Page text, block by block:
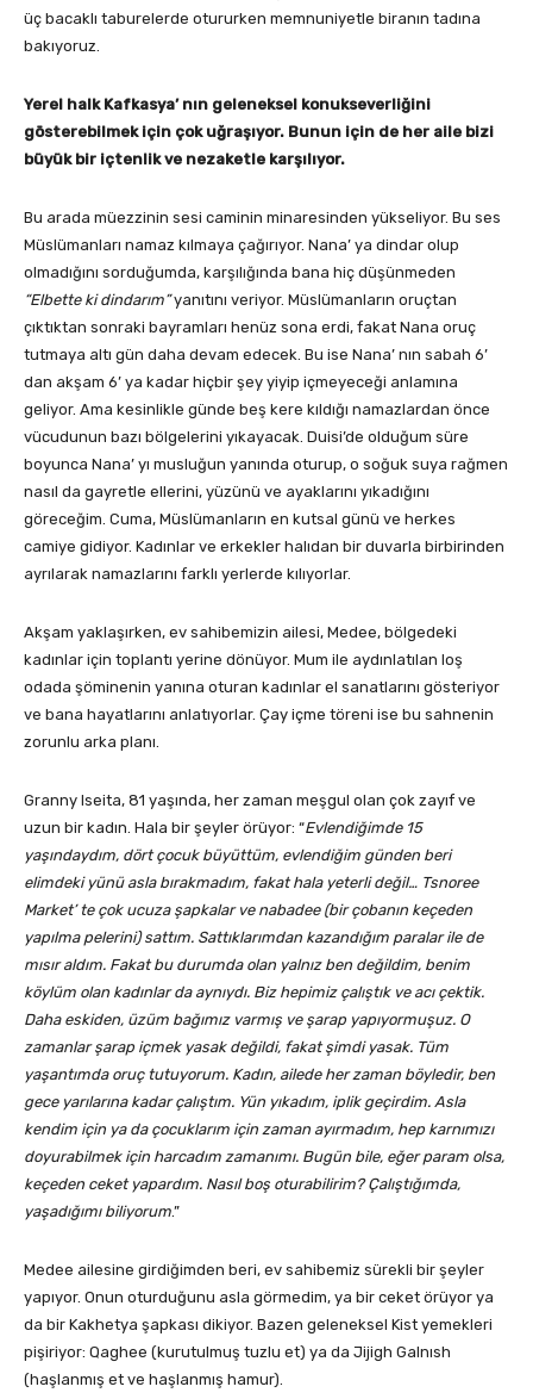
üç bacaklı taburelerde otururken memnuniyetle biranın tadına
bakıyoruz.
Yerel halk Kafkasya’ nın geleneksel konukseverliğini
gösterebilmek için çok uğraşıyor. Bunun için de her aile bizi
büyük bir içtenlik ve nezaketle karşılıyor.
Bu arada müezzinin sesi caminin minaresinden yükseliyor. Bu ses
Müslümanları namaz kılmaya çağırıyor. Nana’ ya dindar olup
olmadığını sorduğumda, karşılığında bana hiç düşünmeden
“Elbette ki dindarım”yanıtını veriyor. Müslümanların oruçtan
çıktıktan sonraki bayramları henüz sona erdi, fakat Nana oruç
tutmaya altı gün daha devam edecek. Bu ise Nana’ nın sabah 6’
dan akşam 6’ ya kadar hiçbir şey yiyip içmeyeceği anlamına
geliyor. Ama kesinlikle günde beş kere kıldığı namazlardan önce
vücudunun bazı bölgelerini yıkayacak. Duisi’de olduğum süre
boyunca Nana’ yı musluğun yanında oturup, o soğuk suya rağmen
nasıl da gayretle ellerini, yüzünü ve ayaklarını yıkadığını
göreceğim. Cuma, Müslümanların en kutsal günü ve herkes
camiye gidiyor. Kadınlar ve erkekler halıdan bir duvarla birbirinden
ayrılarak namazlarını farklı yerlerde kılıyorlar.
Akşam yaklaşırken, ev sahibemizin ailesi, Medee, bölgedeki
kadınlar için toplantı yerine dönüyor. Mum ile aydınlatılan loş
odada şöminenin yanına oturan kadınlar el sanatlarını gösteriyor
ve bana hayatlarını anlatıyorlar. Çay içme töreni ise bu sahnenin
zorunlu arka planı.
Granny Iseita, 81 yaşında, her zaman meşgul olan çok zayıf ve
uzun bir kadın. Hala bir şeyler örüyor: “Evlendiğimde 15
yaşındaydım, dört çocuk büyüttüm, evlendiğim günden beri
elimdeki yünü asla bırakmadım, fakat hala yeterli değil… Tsnoree
Market’ te çok ucuza şapkalar ve nabadee (bir çobanın keçeden
yapılma pelerini) sattım. Sattıklarımdan kazandığım paralar ile de
mısır aldım. Fakat bu durumda olan yalnız ben değildim, benim
köylüm olan kadınlar da aynıydı. Biz hepimiz çalıştık ve acı çektik.
Daha eskiden, üzüm bağımız varmış ve şarap yapıyormuşuz. O
zamanlar şarap içmek yasak değildi, fakat şimdi yasak. Tüm
yaşantımda oruç tutuyorum. Kadın, ailede her zaman böyledir, ben
gece yarılarına kadar çalıştım. Yün yıkadım, iplik geçirdim. Asla
kendim için ya da çocuklarım için zaman ayırmadım, hep karnımızı
doyurabilmek için harcadım zamanımı. Bugün bile, eğer param olsa,
keçeden ceket yapardım. Nasıl boş oturabilirim? Çalıştığımda,
yaşadığımı biliyorum.”
Medee ailesine girdiğimden beri, ev sahibemiz sürekli bir şeyler
yapıyor. Onun oturduğunu asla görmedim, ya bir ceket örüyor ya
da bir Kakhetya şapkası dikiyor. Bazen geleneksel Kist yemekleri
pişiriyor: Qaghee (kurutulmuş tuzlu et) ya da Jijigh Galnısh
(haşlanmış et ve haşlanmış hamur).